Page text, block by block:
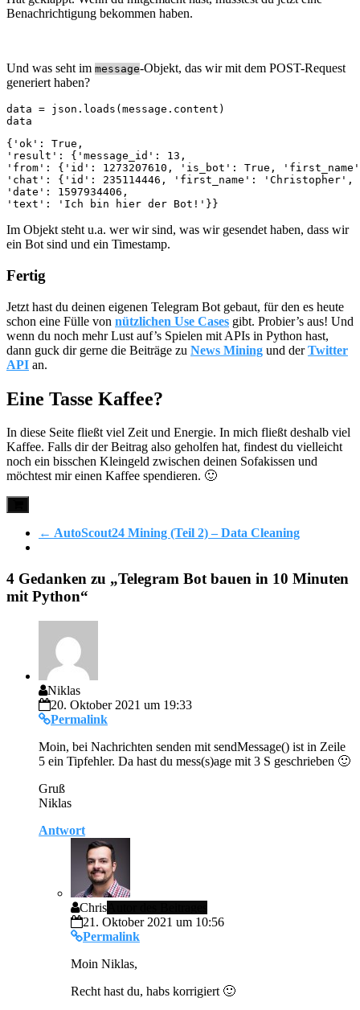
Benachrichtigung bekommen haben.
Und was seht im message-Objekt, das wir mit dem POST-Request
generiert haben?
data = json.loads(message.content)
data
{'ok': True,
'result': {'message_id': 13,
'from': {'id': 1273207610, 'is_bot': True,
'chat': {'id': 235114446, 'first_name':
'date': 1597934406,
'text': 'Ich bin hier der Bot!'}}
Im Objekt steht u.a. wer wir sind, was wir gesendet haben, dass wir
ein Bot sind und ein Timestamp.
Fertig
Jetzt hast du deinen eigenen Telegram Bot gebaut, für den es heute
schon eine Fülle von nützlichen Use Cases gibt. Probier’s aus! Und
wenn du noch mehr Lust auf’s Spielen mit APIs in Python hast,
dann guck dir gerne die Beiträge zu News Mining und derTwitter
API an.
Eine Tasse Kaffee?
In diese Seite fließt viel Zeit und Energie. In mich fließt deshalb viel
Kaffee. Falls dir der Beitrag also geholfen hat, findest du vielleicht
noch ein bisschen Kleingeld zwischen deinen Sofakissen und
möchtest mir einen Kaffee spendieren. 🙂
← AutoScout24 Mining (Teil 2) – Data Cleaning
4 Gedanken zu „Telegram Bot bauen in 10 Minuten
mit Python“
Niklas
20. Oktober 2021 um 19:33
Permalink
Moin, bei Nachrichten senden mit sendMessage() ist in Zeile
5 ein Tipfehler. Da hast du mess(s)age mit 3 S geschrieben 🙂
Gruß
Niklas
Antwort
Chris
21. Oktober 2021 um 10:56
Permalink
Moin Niklas,
Recht hast du, habs korrigiert 🙂